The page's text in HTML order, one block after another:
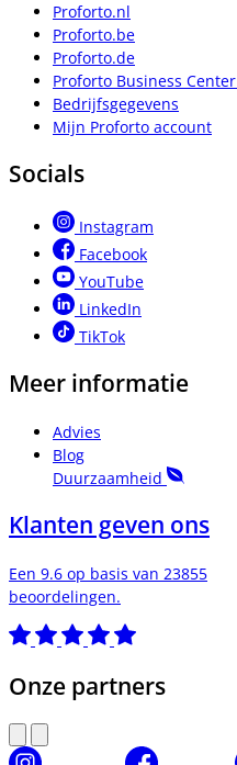
Proforto.nl
Proforto.be
Proforto.de
Proforto Business Center
Bedrijfsgegevens
Mijn Proforto account
Socials
Instagram
Facebook
YouTube
LinkedIn
TikTok
Meer informatie
Advies
Blog
Duurzaamheid
Klanten geven ons
Een 9.6 op basis van 23855
beoordelingen.
Onze partners